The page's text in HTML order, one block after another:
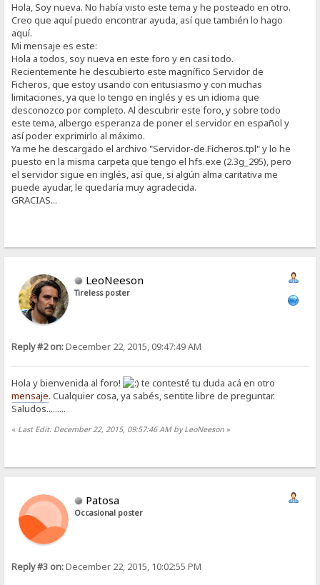
Hola, Soy nueva. No había visto este tema y he posteado en otro.
Creo que aquí puedo encontrar ayuda, así que también lo hago
aquí.
Mi mensaje es este:
Hola a todos, soy nueva en este foro y en casi todo.
Recientemente he descubierto este magnífico Servidor de
Ficheros, que estoy usando con entusiasmo y con muchas
limitaciones, ya que lo tengo en inglés y es un idioma que
desconozco por completo. Al descubrir este foro, y sobre todo
este tema, albergo esperanza de poner el servidor en español y
así poder exprimirlo al máximo.
Ya me he descargado el archivo "Servidor-de.Ficheros.tpl" y lo he
puesto en la misma carpeta que tengo el hfs.exe (2.3g_295), pero
el servidor sigue en inglés, así que, si algún alma caritativa me
puede ayudar, le quedaría muy agradecida.
GRACIAS...
LeoNeeson
Tireless poster
Reply #2 on:December 22, 2015, 09:47:49 AM
Hola y bienvenida al foro!
te contesté tu duda acá en otro
mensaje. Cualquier cosa, ya sabés, sentite libre de preguntar.
Saludos.........
« Last Edit: December 22, 2015, 09:57:46 AM by LeoNeeson »
Patosa
Occasional poster
Reply #3 on:December 22, 2015, 10:02:55 PM